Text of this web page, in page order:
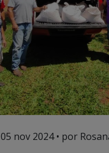
05 nov 2024• por